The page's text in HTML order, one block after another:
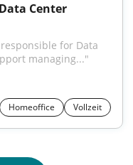
for Data
managing..."
Homeoffice Vollzeit